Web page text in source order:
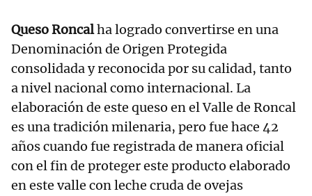
Queso Roncalha logrado convertirse en una
Denominación de Origen Protegida
consolidada y reconocida por su calidad, tanto
a nivel nacional como internacional. La
elaboración de este queso en el Valle de Roncal
es una tradición milenaria, pero fue hace 42
años cuando fue registrada de manera oficial
con el fin de proteger este producto elaborado
en este valle con leche cruda de ovejas